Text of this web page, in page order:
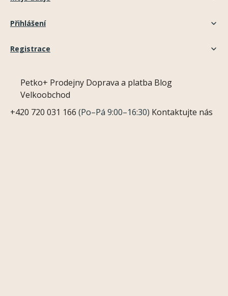
Přihlášení
Registrace
Petko+ Prodejny Doprava a platba Blog
Velkoobchod
+420 720 031 166 (Po–Pá 9:00–16:30) Kontaktujte nás